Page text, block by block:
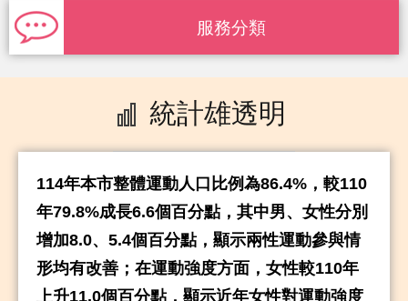
服務分類
統計雄透明
114年本市整體運動人口比例為86.4%，較110
年79.8%成長6.6個百分點，其中男、女性分別
增加8.0、5.4個百分點，顯示兩性運動參與情
形均有改善；在運動強度方面，女性較110年
上升11.0個百分點，顯示近年女性對運動強度